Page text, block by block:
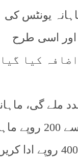
ماہانہ یونٹس کی
ہیں اور اسی طرح
صارفین کے لیے 355 فیصد تک اضافہ کیا گیا
ملے گی،
301-400 یونٹ استعمال کرنے والے گھریلو صارفین یکم جولائی
کے مقررہ چارجز ادا کریں گے اور 401-500 یونٹ استعمال کرنے والے 400 روپے